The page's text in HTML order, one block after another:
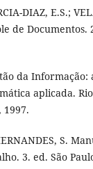
DIAZ, E.S.;
de Documentos.
da Informação:
aplicada.
1997.
S.
3. ed. São